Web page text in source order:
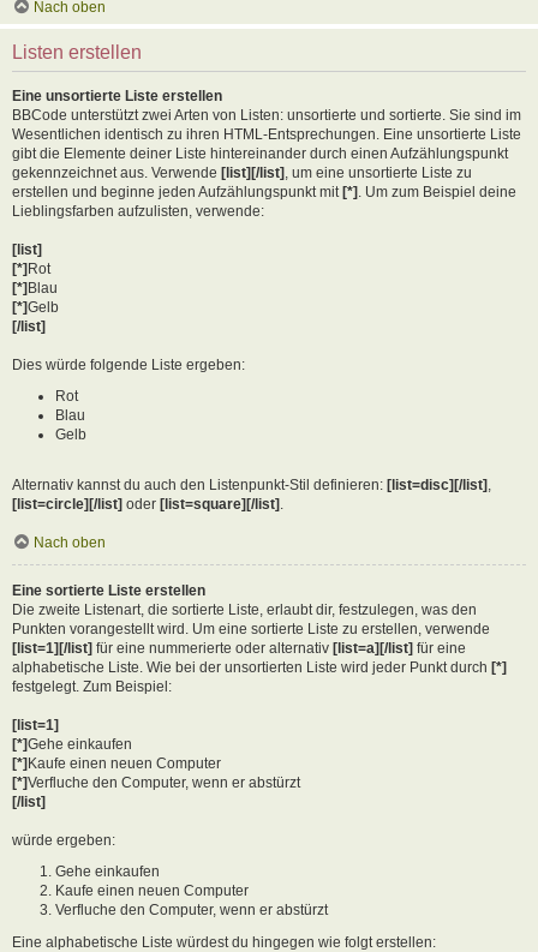
Nach oben
Listen erstellen
Eine unsortierte Liste erstellen
BBCode unterstützt zwei Arten von Listen: unsortierte und sortierte. Sie sind im
Wesentlichen identisch zu ihren HTML-Entsprechungen. Eine unsortierte Liste
gibt die Elemente deiner Liste hintereinander durch einen Aufzählungspunkt
gekennzeichnet aus. Verwende [list][/list] , um eine unsortierte Liste zu
erstellen und beginne jeden Aufzählungspunkt mit [*] . Um zum Beispiel deine
Lieblingsfarben aufzulisten, verwende:
[list]
[*] Rot
[*] Blau
[*]Gelb
[/list]
Dies würde folgende Liste ergeben:
Rot
Blau
Gelb
Alternativ kannst du auch den Listenpunkt-Stil definieren: [list=disc][/list] ,
[list=circle][/list] oder [list=square][/list] .
Nach oben
Eine sortierte Liste erstellen
Die zweite Listenart, die sortierte Liste, erlaubt dir, festzulegen, was den
Punkten vorangestellt wird. Um eine sortierte Liste zu erstellen, verwende
[list=1][/list] für eine nummerierte oder alternativ [list=a][/list] für eine
alphabetische Liste. Wie bei der unsortierten Liste wird jeder Punkt durch [*]
festgelegt. Zum Beispiel:
[list=1]
[*]Gehe einkaufen
[*] Kaufe einen neuen Computer
[*]Verfluche den Computer, wenn er abstürzt
[/list]
würde ergeben:
Gehe einkaufen
Kaufe einen neuen Computer
Verfluche den Computer, wenn er abstürzt
Eine alphabetische Liste würdest du hingegen wie folgt erstellen: